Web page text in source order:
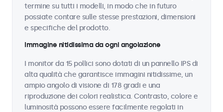
termine su tutti i modelli, in modo che in futuro
possiate contare sulle stesse prestazioni, dimensioni
e specifiche del prodotto.
Immagine nitidissima da ogni angolazione
I monitor da 15 pollici sono dotati di un pannello IPS di
alta qualità che garantisce immagini nitidissime, un
ampio angolo di visione di 178 gradi e una
riproduzione dei colori realistica. Contrasto, colore e
luminosità possono essere facilmente regolati in